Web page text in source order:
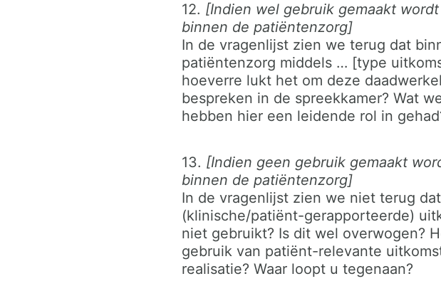
12. [Indien wel gebruik gemaakt
binnen de patiëntenzorg]
In de vragenlijst zien we terug dat
patiëntenzorg middels … [type
hoeverre lukt het om deze
bespreken in de spreekkamer? Wat
hebben hier een leidende rol in
13. [Indien geen gebruik gemaakt
binnen de patiëntenzorg]
In de vragenlijst zien we niet terug
(klinische/patiënt-gerapporteerde)
niet gebruikt? Is dit wel overwogen?
gebruik van patiënt-relevante
realisatie? Waar loopt u tegenaan?